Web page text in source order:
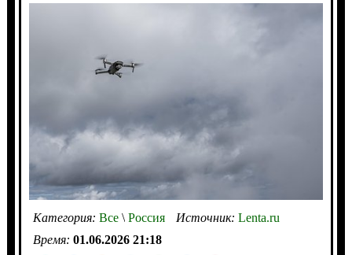
Категория: Все\Россия Источник: Lenta.ru
Время: 01.06.2026 21:18